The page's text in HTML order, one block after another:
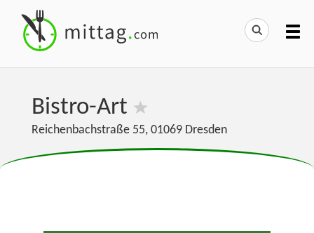
Bistro-Art
Reichenbachstraße 55, 01069 Dresden